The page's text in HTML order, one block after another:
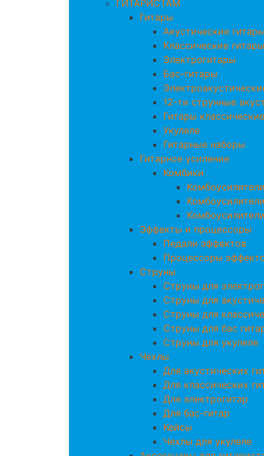
ГИТАРИСТАМ
Гитары
Акустические гитары
Классические гитары
Электрогитары
Бас-гитары
12-ти струнные
Гитары
Укулеле
Гитарные наборы
Гитарное усиление
Комбики
Эффекты и процессоры
Педали эффектов
Процессоры
Струны
Струны для
Струны для
Струны для
Струны для бас
Струны для укулеле
Чехлы
Для акустических
Для классических
Для электрогитар
Для бас-гитар
Кейсы
Чехлы для укулеле